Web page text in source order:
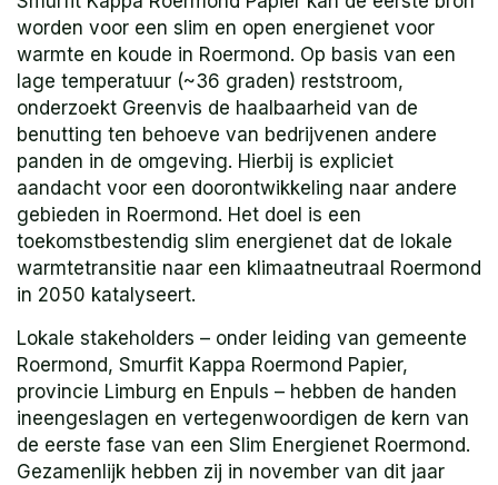
worden voor een slim en open energienet voor
warmte en koude in Roermond. Op basis van een
lage temperatuur (~36 graden) reststroom,
onderzoekt Greenvis de haalbaarheid van de
benutting ten behoeve van bedrijvenen andere
panden in de omgeving. Hierbij is expliciet
aandacht voor een doorontwikkeling naar andere
gebieden in Roermond. Het doel is een
toekomstbestendig slim energienet dat de lokale
warmtetransitie naar een klimaatneutraal Roermond
in 2050 katalyseert.
Lokale stakeholders – onder leiding van gemeente
Roermond, Smurfit Kappa Roermond Papier,
provincie Limburg en Enpuls – hebben de handen
ineengeslagen en vertegenwoordigen de kern van
de eerste fase van een Slim Energienet Roermond.
Gezamenlijk hebben zij in november van dit jaar